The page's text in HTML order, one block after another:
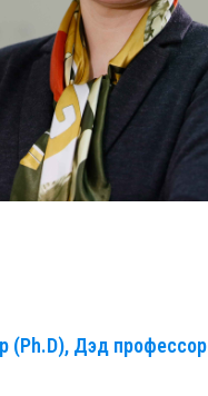
(Ph.D), Дэд профессор